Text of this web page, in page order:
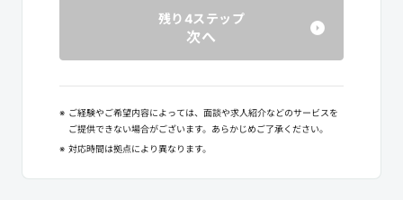
残り4ステップ
次へ
※ ご経験やご希望内容によっては、面談や求人紹介などのサービスを
ご提供できない場合がございます。あらかじめご了承ください。
※ 対応時間は拠点により異なります。